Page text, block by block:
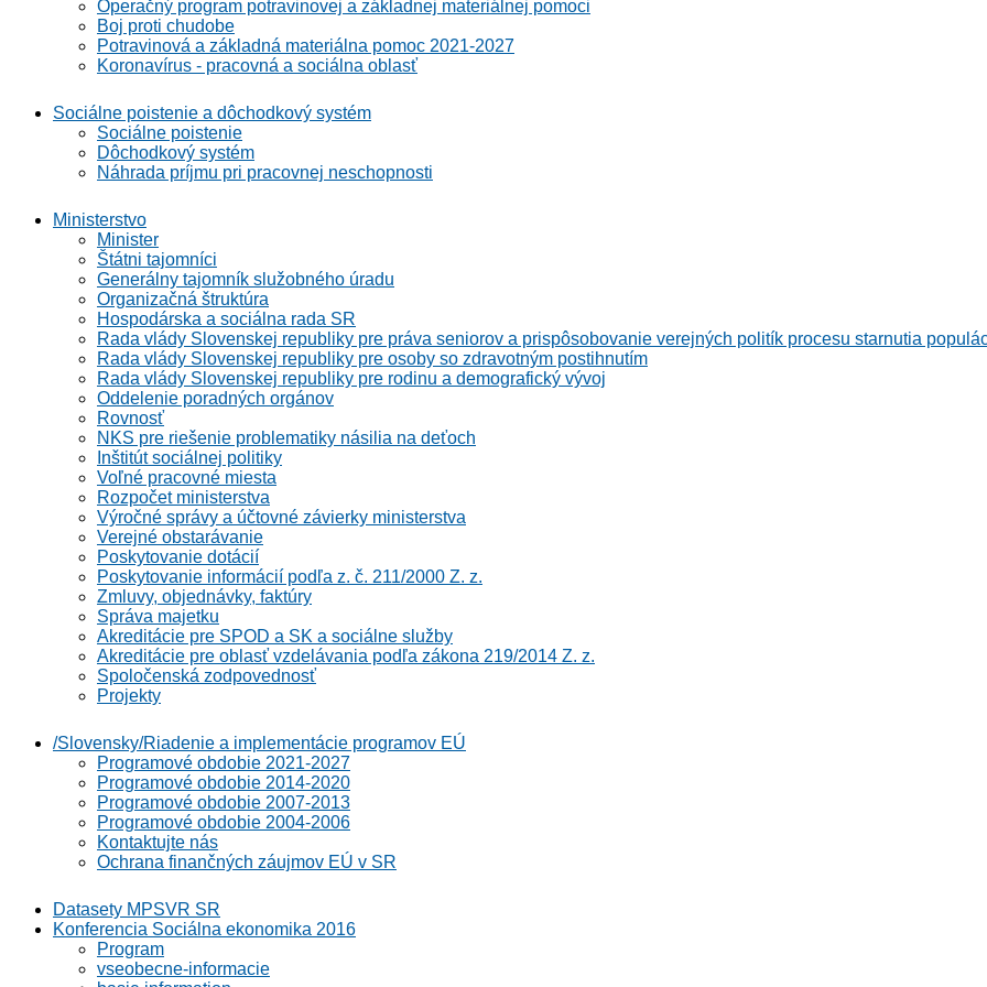
Operačný program potravinovej a základnej materiálnej pomoci
Boj proti chudobe
Potravinová a základná materiálna pomoc 2021-2027
Koronavírus - pracovná a sociálna oblasť
Sociálne poistenie a dôchodkový systém
Sociálne poistenie
Dôchodkový systém
Náhrada príjmu pri pracovnej neschopnosti
Ministerstvo
Minister
Štátni tajomníci
Generálny tajomník služobného úradu
Organizačná štruktúra
Hospodárska a sociálna rada SR
Rada vlády Slovenskej republiky pre práva seniorov a prispôsobovanie verejných politík procesu starnutia
Rada vlády Slovenskej republiky pre osoby so zdravotným postihnutím
Rada vlády Slovenskej republiky pre rodinu a demografický vývoj
Oddelenie poradných orgánov
Rovnosť
NKS pre riešenie problematiky násilia na deťoch
Inštitút sociálnej politiky
Voľné pracovné miesta
Rozpočet ministerstva
Výročné správy a účtovné závierky ministerstva
Verejné obstarávanie
Poskytovanie dotácií
Poskytovanie informácií podľa z. č. 211/2000 Z. z.
Zmluvy, objednávky, faktúry
Správa majetku
Akreditácie pre SPOD a SK a sociálne služby
Akreditácie pre oblasť vzdelávania podľa zákona 219/2014 Z. z.
Spoločenská zodpovednosť
Projekty
/Slovensky/Riadenie a implementácie programov EÚ
Programové obdobie 2021-2027
Programové obdobie 2014-2020
Programové obdobie 2007-2013
Programové obdobie 2004-2006
Kontaktujte nás
Ochrana finančných záujmov EÚ v SR
Datasety MPSVR SR
Konferencia Sociálna ekonomika 2016
Program
vseobecne-informacie